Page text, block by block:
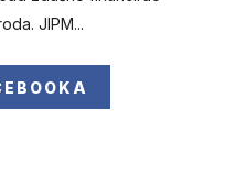
JIPM...